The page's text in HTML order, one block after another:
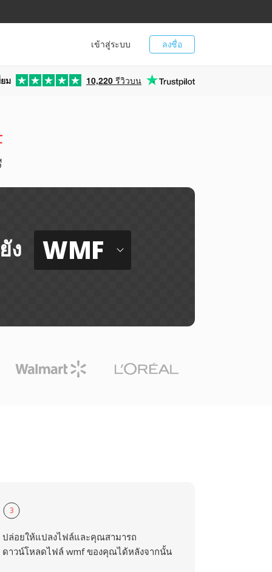
ลงชื่อ
เข้าสู่ระบบ
ม 10,220 รีวิวบน
ง WMF
3
ปล่อยให้แปลงไฟล์และคุณสามารถ
ดาวน์โหลดไฟล์ wmf ของคุณได้หลังจากนั้น